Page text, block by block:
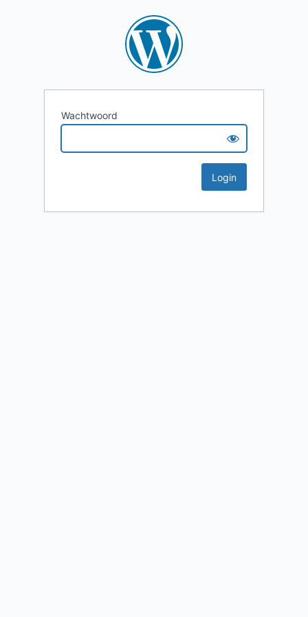
Wachtwoord